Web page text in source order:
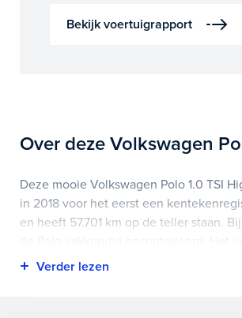
Bekijk voertuigrapport
Over deze Volkswagen
Deze mooie Volkswagen Polo 1.0 TSI
in 2018 voor het eerst een
en heeft 57.701 km op de teller staan.
op deze pagina bij onderhoud en